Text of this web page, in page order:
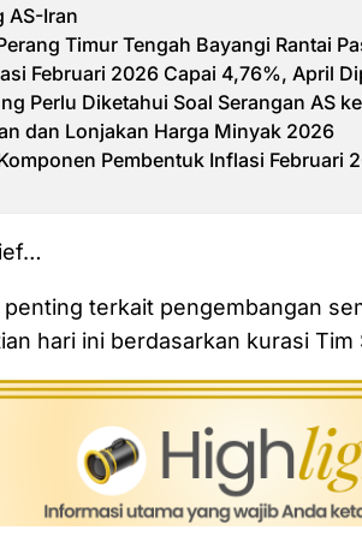
AS-Iran
Timur Tengah Bayangi Rantai
Februari 2026 Capai 4,76%, April
Perlu Diketahui Soal Serangan AS
dan Lonjakan Harga Minyak 2026
Pembentuk Inflasi Februari
terkait pengembangan
hari ini berdasarkan kurasi Tim